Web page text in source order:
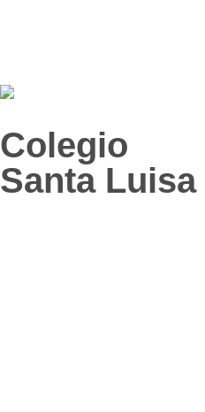
Colegio
Santa Luisa